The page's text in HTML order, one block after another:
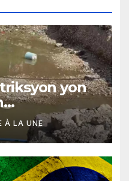
yon
moun
À LA UNE